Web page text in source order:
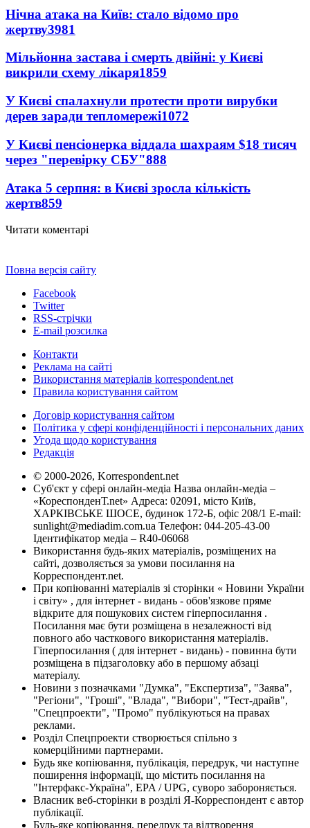
Нічна атака на Київ: стало відомо про
жертву3981
Мільйонна застава і смерть двійні: у Києві
викрили схему лікаря1859
У Києві спалахнули протести проти вирубки
дерев заради тепломережі1072
У Києві пенсіонерка віддала шахраям $18 тисяч
через "перевірку СБУ"888
Атака 5 серпня: в Києві зросла кількість
жертв859
Читати коментарі
Повна версія сайту
Facebook
Twitter
RSS-стрічки
E-mail розсилка
Контакти
Реклама на сайті
Використання матеріалів korrespondent.net
Правила користування сайтом
Договір користування сайтом
Політика у сфері конфіденційності і персональних даних
Угода щодо користування
Редакція
© 2000-2026, Korrespondent.net
Суб'єкт у сфері онлайн-медіа Назва онлайн-медіа –
«КореспонденТ.net» Адреса: 02091, місто Київ,
ХАРКІВСЬКЕ ШОСЕ, будинок 172-Б, офіс 208/1 E-mail:
sunlight@mediadim.com.ua Телефон: 044-205-43-00
Ідентифікатор медіа – R40-06068
Використання будь-яких матеріалів, розміщених на
сайті, дозволяється за умови посилання на
Корреспондент.net.
При копіюванні матеріалів зі сторінки « Новини України
і світу» , для інтернет - видань - обов'язкове пряме
відкрите для пошукових систем гіперпосилання .
Посилання має бути розміщена в незалежності від
повного або часткового використання матеріалів.
Гіперпосилання ( для інтернет - видань) - повинна бути
розміщена в підзаголовку або в першому абзаці
матеріалу.
Новини з позначками "Думка", "Експертиза", "Заява",
"Регіони", "Гроші", "Влада", "Вибори", "Тест-драйв",
"Спецпроекти", "Промо" публікуються на правах
реклами.
Розділ Спецпроекти створюється спільно з
комерційними партнерами.
Будь яке копіювання, публікація, передрук, чи наступне
поширення інформації, що містить посилання на
"Інтерфакс-Україна", EPA / UPG, суворо забороняється.
Власник веб-сторінки в розділі Я-Корреспондент є автор
публікації.
Будь-яке копіювання, передрук та відтворення